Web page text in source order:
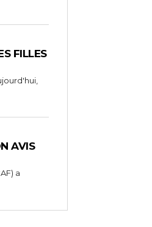
FILLES
AVIS
a